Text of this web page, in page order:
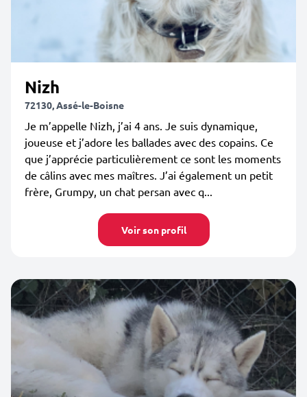
Nizh
72130, Assé-le-Boisne
Je m’appelle Nizh, j’ai 4 ans. Je suis dynamique,
joueuse et j’adore les ballades avec des copains. Ce
que j’apprécie particulièrement ce sont les moments
de câlins avec mes maîtres. J’ai également un petit
frère, Grumpy, un chat persan avec q...
Voir son profil